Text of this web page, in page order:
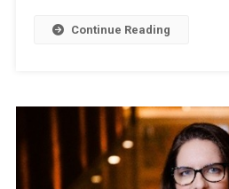
Continue Reading